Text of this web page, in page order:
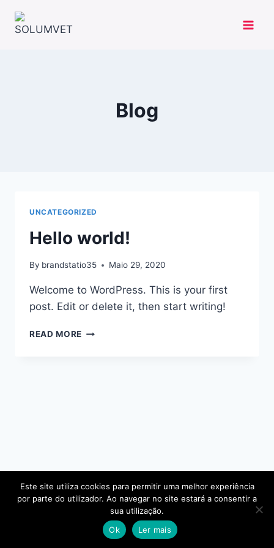
Blog
UNCATEGORIZED
Hello world!
By brandstatio35 Maio 29, 2020
Welcome to WordPress. This is your first
post. Edit or delete it, then start writing!
READ MORE HELLO
Política de Privacidade
© 2026 SOLUMVET
Este site utiliza cookies para permitir uma melhor experiência
por parte do utilizador. Ao navegar no site estará a consentir a
sua utilização.
Ok
Ler mais